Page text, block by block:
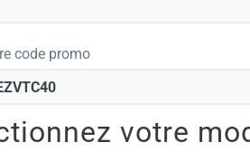
code promo
votre